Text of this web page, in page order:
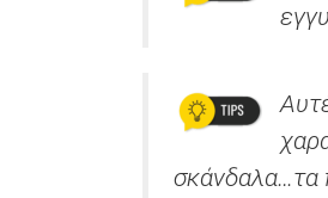
σκάνδαλα…τα